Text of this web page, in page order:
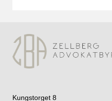
Kungstorget 8